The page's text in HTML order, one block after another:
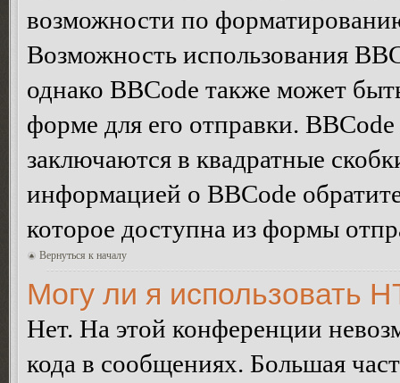
возможности по
Возможность использования
однако BBCode также может
форме для его отправки.
заключаются в квадратные
информацией о BBCode
которое доступна из формы
Вернуться к началу
Могу ли я использовать
Нет. На этой конференции
кода в сообщениях. Большая